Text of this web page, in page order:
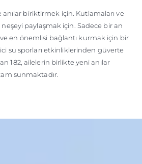
biriktirmek için. Kutlamaları ve
neşeyi paylaşmak için. Sadece bir an
en önemlisi bağlantı kurmak için bir
su sporları etkinliklerinden güverte
182, ailelerin birlikte yeni anılar
sunmaktadır.